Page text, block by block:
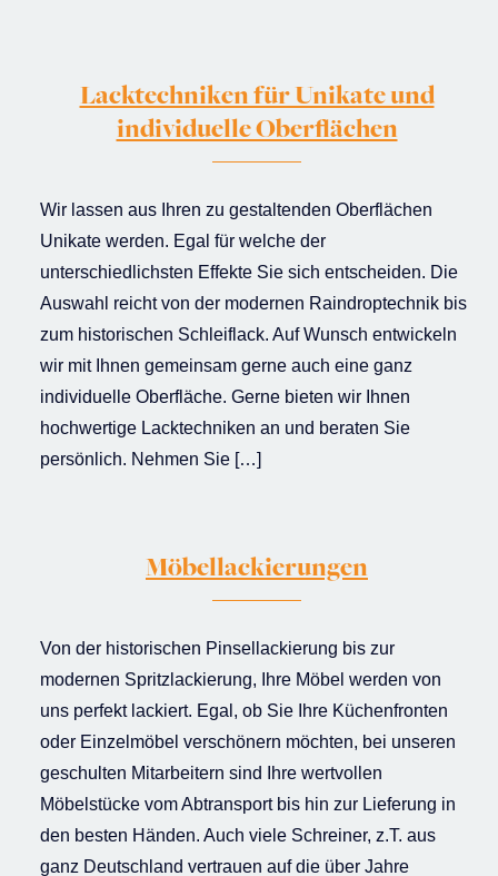
Lacktechniken für Unikate und
individuelle Oberflächen
Wir lassen aus Ihren zu gestaltenden Oberflächen
Unikate werden. Egal für welche der
unterschiedlichsten Effekte Sie sich entscheiden. Die
Auswahl reicht von der modernen Raindroptechnik bis
zum historischen Schleiflack. Auf Wunsch entwickeln
wir mit Ihnen gemeinsam gerne auch eine ganz
individuelle Oberfläche. Gerne bieten wir Ihnen
hochwertige Lacktechniken an und beraten Sie
persönlich. Nehmen Sie […]
Möbellackierungen
Von der historischen Pinsellackierung bis zur
modernen Spritzlackierung, Ihre Möbel werden von
uns perfekt lackiert. Egal, ob Sie Ihre Küchenfronten
oder Einzelmöbel verschönern möchten, bei unseren
geschulten Mitarbeitern sind Ihre wertvollen
Möbelstücke vom Abtransport bis hin zur Lieferung in
den besten Händen. Auch viele Schreiner, z.T. aus
ganz Deutschland vertrauen auf die über Jahre